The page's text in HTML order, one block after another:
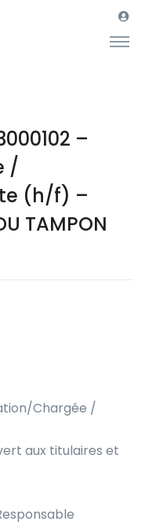
–
/
(h/f) –
TAMPON
Chargée /
aux titulaires et